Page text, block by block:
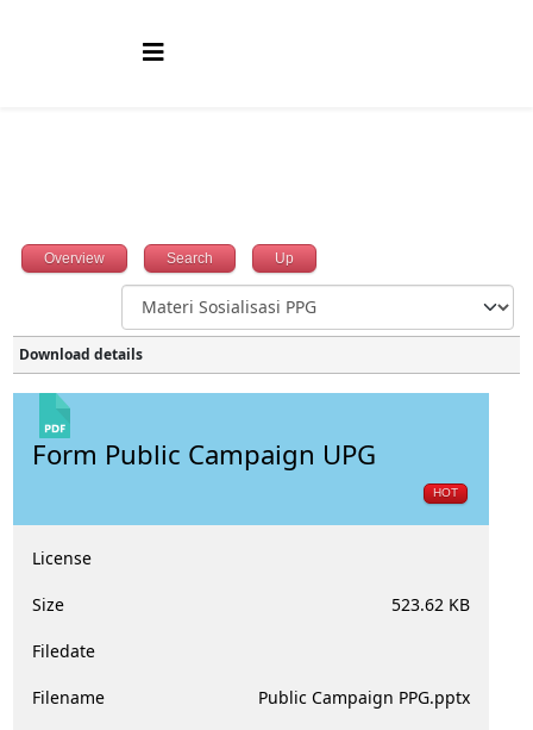
Overview Search Up
Download details
Form Public Campaign UPG
HOT
License
Size 523.62 KB
Filedate
Filename Public Campaign PPG.pptx